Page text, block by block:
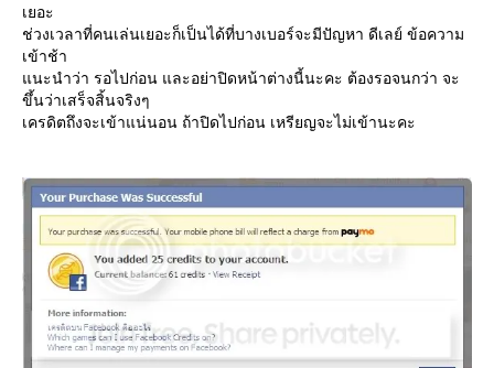
เยอะ
ช่วงเวลาที่คนเล่นเยอะก็เป็นได้ที่บางเบอร์จะมีปัญหา ดีเลย์ ข้อความ
เข้าช้า
นะนำว่า รอไปก่อน และอย่าปิดหน้าต่างนี้นะคะ ต้องรอจนกว่า จะ
ขึ้นว่าเสร็จสิ้นจริงๆ
เครดิตถึงจะเข้าแน่นอน ถ้าปิดไปก่อน เหรียญจะไม่เข้านะคะ